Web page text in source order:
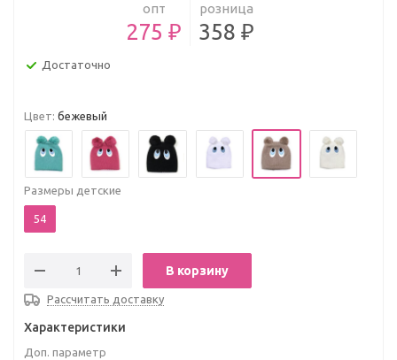
опт
275 ₽
розница
358 ₽
Достаточно
Цвет: бежевый
Размеры детские
54
В корзину
Рассчитать доставку
Характеристики
Доп. параметр